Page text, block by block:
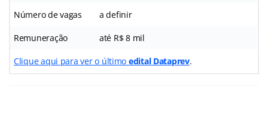
Número de vagas a definir
Remuneração até R$ 8 mil
Clique aqui para ver o último edital Dataprev.